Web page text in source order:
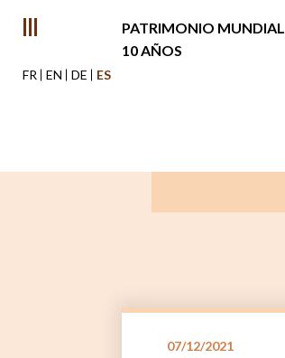
FR EN DE ES
PATRIMONIO MUNDIAL
10 AÑOS
07/12/2021